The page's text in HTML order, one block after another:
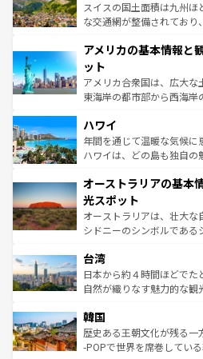
きるだろう。 なお
を参照してほしい。
ドイツ情報はコンテンツ一
ティー、ビール好きには
戦など、本場だからこそで
ンツ一覧を参照してほしい
スイスの国土面積は九州
な交通網が整備されており
の建物がそのまま残る町や
博物館もあり、アルプス観
ことができる。国民の所得
者向けの交通パス提供のサ
着のスイス情報は
アメリカの基本情報と
ット
アメリカ合衆国は、広大な
東海岸の都市部から西海岸
のような巨大都市は、観光
ンメントが詰まった刺激的
西部には大自然が広がり
部のニューオーリンズでは
文化が魅力。旅行者はアメ
しみながら、その多様性と
るだろう。車でのロードト
情報は
ハワイ
年間を通じて温暖な気候に
ハワイは、どの島も独自の
ワイ島は見逃せない。また
島だが、静かな自然を求め
おすすめ。エメラルドグリ
文化や歴史が息づいている
人々、おいしいローカルフ
ク、伝統的なフラダンスな
っている。訪れるたびに新
はコンテンツ一覧
オーストラリアの基本
光スポット
オーストラリアは、壮大な
シドニーのシンボルである
リアリーフや大陸中央部に
ク）、タスマニアの美しい
ど、見どころがたくさん。
いる。アクティビティも充
ビング、ハイキングなど、
い。オーストラリアの多彩
台湾
日本から約４時間ほどでた
自然が織りなす魅力的な観
ン）、静ひつな山岳地帯で
と山間の静けさが共存し
驚きをもたらしてくれる。
韓国
歴史ある王朝文化が残る
-POPで世界を席巻してい